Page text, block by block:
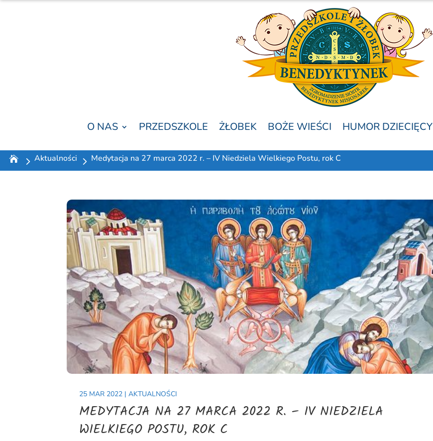
O NAS PRZEDSZKOLE ŻŁOBEK BOŻE WIEŚCI HUMOR DZIECIĘCY
Aktualności Medytacja na 27 marca 2022 r. – IV Niedziela Wielkiego Postu, rok C
25 MAR 2022 |AKTUALNOŚCI
MEDYTACJA NA 27 MARCA 2022 R. – IV NIEDZIELA
WIELKIEGO POSTU, ROK C